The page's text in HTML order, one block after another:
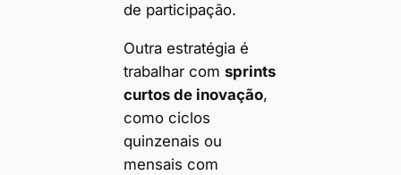
de participação.
Outra estratégia é
trabalhar com sprints
curtos de inovação,
como ciclos
quinzenais ou
mensais com